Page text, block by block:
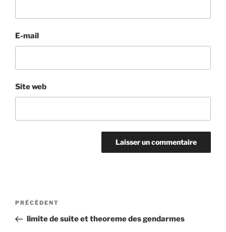
E-mail
Site web
Navigation
l’article
Article
précédent
PRÉCÉDENT
limite de suite et theoreme des gendarmes